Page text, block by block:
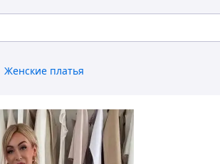
Женские платья